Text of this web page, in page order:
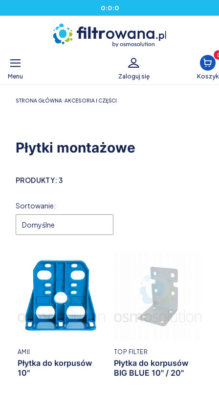
0:0:0
Menu Zaloguj się Koszyk
STRONA GŁÓWNA AKCESORIA I CZĘŚCI
Płytki montażowe
PRODUKTY:3
Lista produktów
Sortowanie:
Domyślne
Płytka do korpusów
10"
AMII
Płytka do korpusów
BIG BLUE 10" / 20"
TOP FILTER